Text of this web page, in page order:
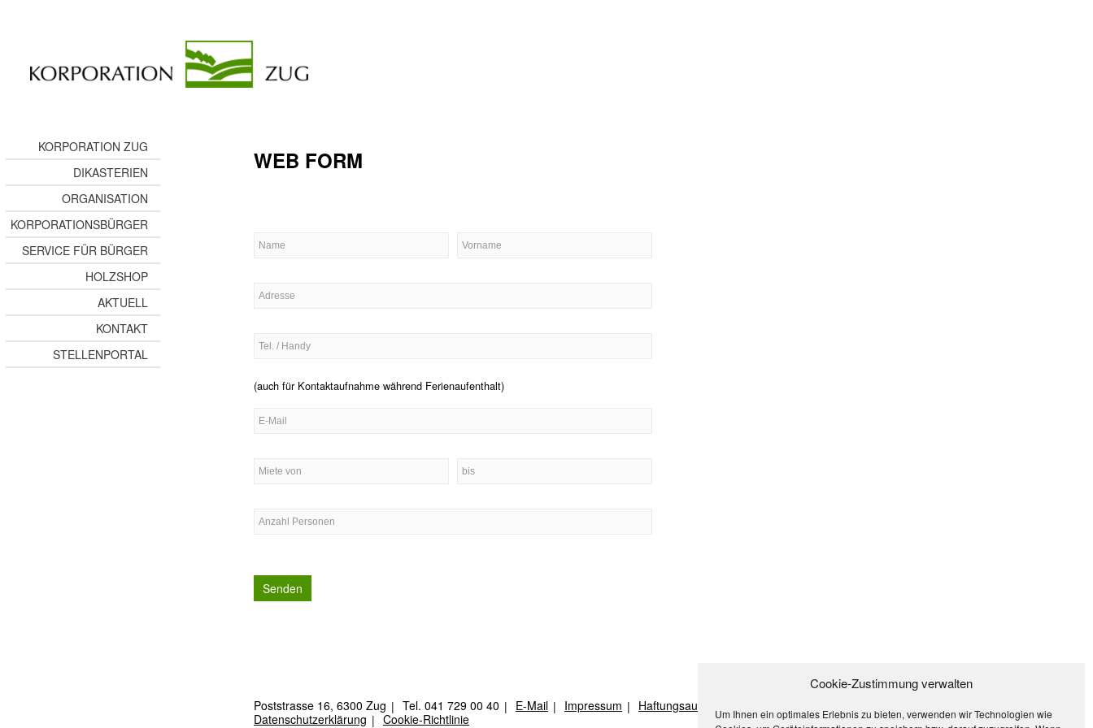
Cookie-Zustimmung verwalten
Um Ihnen ein optimales Erlebnis zu bieten, verwenden wir Technologien wie
KORPORATION ZUG
DIKASTERIEN
ORGANISATION
KORPORATIONSBÜRGER
SERVICE FÜR BÜRGER
HOLZSHOP
AKTUELL
KONTAKT
STELLENPORTAL
WEB FORM
(auch für Kontaktaufnahme während Ferienaufenthalt)
Poststrasse 16, 6300 Zug Tel. 041 729 00 40 E-Mail Impressum
Haftungsausschluss
Datenschutzerklärung
Cookie-Richtlinie